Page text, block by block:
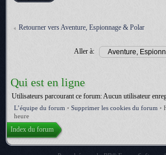
Retourner vers Aventure, Espionnage & Polar
Aller à:
Qui est en ligne
Utilisateurs parcourant ce forum: Aucun utilisateur
L’équipe du forum • Supprimer les cookies du forum •
heure
Index du forum